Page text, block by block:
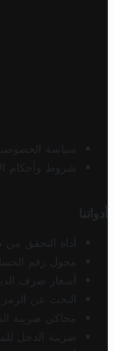
سياسة
شروط وأحكام
أدواتنا
أداة التحقق
محول رقم
أسعار صرف
البحث عن
محاكي ضريبة
ضريبة الدخل